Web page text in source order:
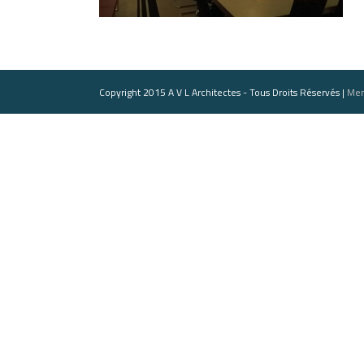
Copyright 2015 A V L Architectes - Tous Droits Réservés |